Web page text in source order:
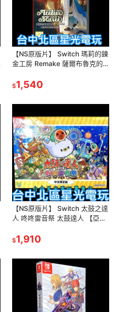
【NS原版片】 Switch 瑪莉的鍊
金工房 Remake 薩爾布魯克的
光電玩】
$1,540
【NS原版片】 Switch 太鼓之達
人 咚咚雷音祭 太鼓達人 【亞洲
光電玩】
$1,910